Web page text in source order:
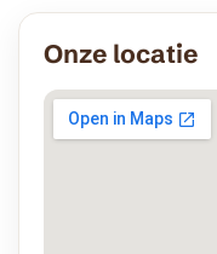
Onze locatie